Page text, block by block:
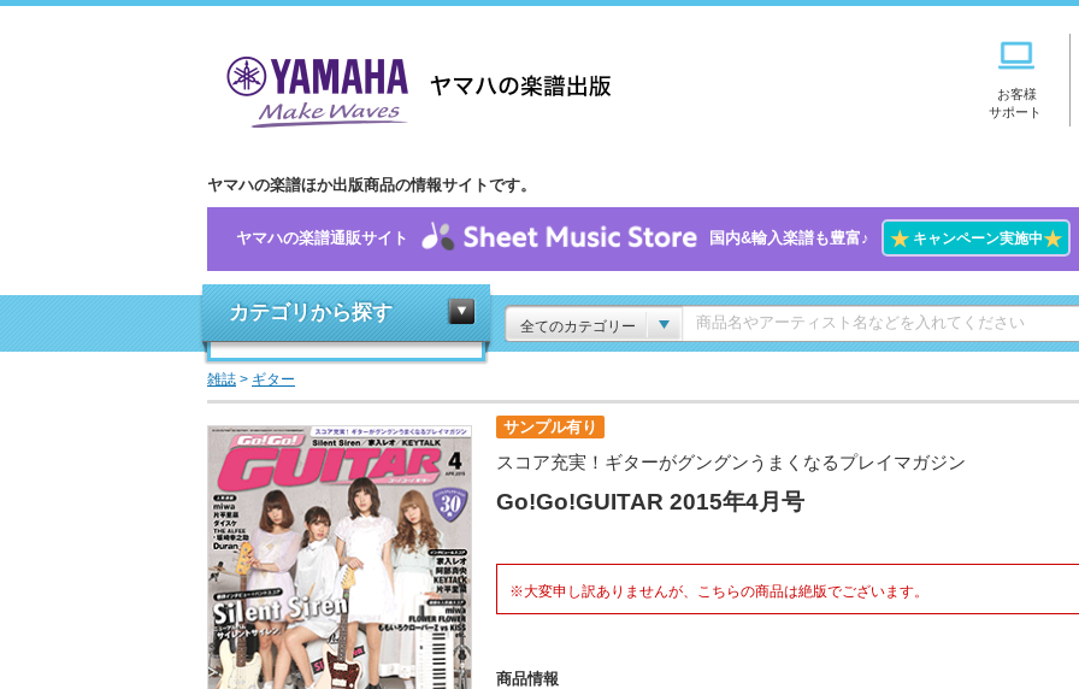
お客様
サポート
ヤマハの楽譜ほか出版商品の情報サイトです。
ヤマハの楽譜通販サイト 国内&輸入楽譜も豊富♪ ★キャンペーン実施中★
カテゴリから探す
全てのカテゴリー
雑誌 > ギター
サンプル有り
スコア充実！ギターがグングンうまくなるプレイマガジン
Go!Go!GUITAR 2015年4月号
※大変申し訳ありませんが、こちらの商品は絶版でございます。
商品情報